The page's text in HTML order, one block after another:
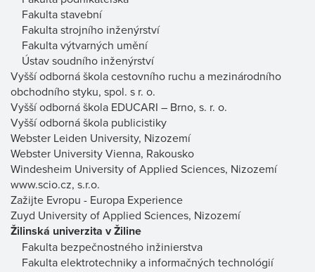
Fakulta stavební
Fakulta strojního inženýrství
Fakulta výtvarných umění
Ústav soudního inženýrství
Vyšší odborná škola cestovního ruchu a mezinárodního
obchodního styku, spol. s r. o.
Vyšší odborná škola EDUCARI – Brno, s. r. o.
Vyšší odborná škola publicistiky
Webster Leiden University, Nizozemí
Webster University Vienna, Rakousko
Windesheim University of Applied Sciences, Nizozemí
www.scio.cz, s.r.o.
Zažijte Evropu - Europa Experience
Zuyd University of Applied Sciences, Nizozemí
Žilinská univerzita v Žiline
Fakulta bezpečnostného inžinierstva
Fakulta elektrotechniky a informačných technológií